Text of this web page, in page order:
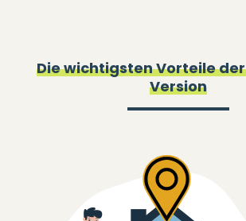
Die wichtigsten Vorteile der
Version